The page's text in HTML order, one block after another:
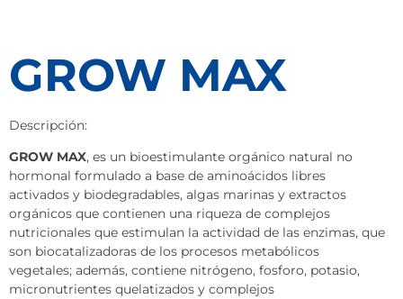
GROW MAX
Descripción:
GROW MAX, es un bioestimulante orgánico natural no
hormonal formulado a base de aminoácidos libres
activados y biodegradables, algas marinas y extractos
orgánicos que contienen una riqueza de complejos
nutricionales que estimulan la actividad de las enzimas, que
son biocatalizadoras de los procesos metabólicos
vegetales; además, contiene nitrógeno, fosforo, potasio,
micronutrientes quelatizados y complejos